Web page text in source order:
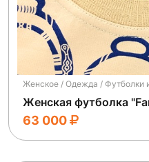
Женское / Одежда / Футболки
Женская футболка
63 000